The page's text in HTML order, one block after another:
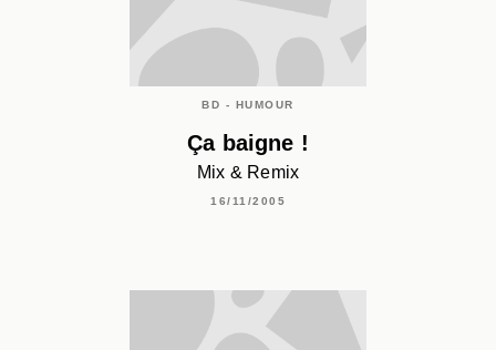
BD - HUMOUR
Ça baigne !
Mix & Remix
16/11/2005